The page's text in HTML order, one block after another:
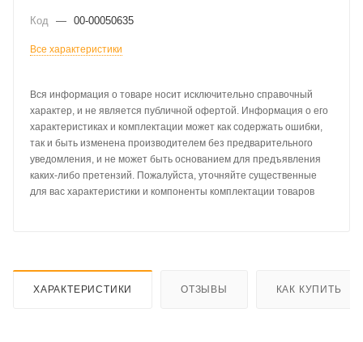
Код — 00-00050635
Все характеристики
Вся информация о товаре носит исключительно справочный
характер, и не является публичной офертой. Информация о его
характеристиках и комплектации может как содержать ошибки,
так и быть изменена производителем без предварительного
уведомления, и не может быть основанием для предъявления
каких-либо претензий. Пожалуйста, уточняйте существенные
для вас характеристики и компоненты комплектации товаров
ХАРАКТЕРИСТИКИ ОТЗЫВЫ КАК КУПИТЬ